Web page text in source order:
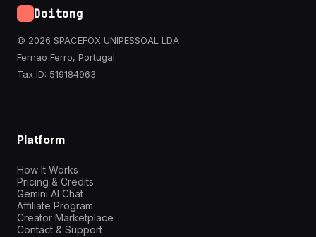
Doitong
© 2026 SPACEFOX UNIPESSOAL LDA
Fernao Ferro, Portugal
Tax ID: 519184963
Platform
How It Works
Pricing & Credits
Gemini AI Chat
Affiliate Program
Creator Marketplace
Contact & Support